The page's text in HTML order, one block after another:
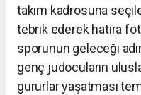
takım kadrosuna
tebrik ederek hatıra
sporunun geleceği
genç judocuların
gururlar yaşatması